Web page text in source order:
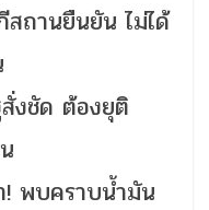
สถานยืนยัน ไม่ได้
งชัด ต้องยุติ
พบคราบน้ำมัน